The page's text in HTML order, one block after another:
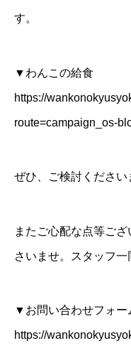
す。
▼わんこの給食
https://
route=campaign_os-
ぜひ、ご検討ください
またご心配な点等ご
さいませ。スタッフ一
▼お問い合わせフォー
https://